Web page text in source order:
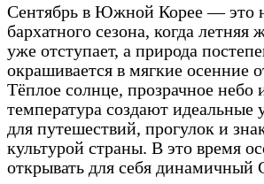
Сентябрь в Южной Корее — это
бархатного сезона, когда летняя
уже отступает, а природа
окрашивается в мягкие осенние
Тёплое солнце, прозрачное небо
температура создают идеальные
для путешествий, прогулок и
культурой страны. В это время
открывать для себя динамичный